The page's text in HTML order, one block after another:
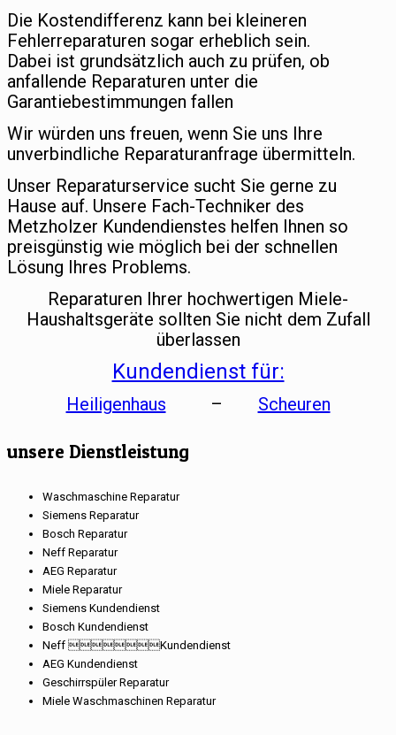
Die Kostendifferenz kann bei kleineren
Fehlerreparaturen sogar erheblich sein.
Dabei ist grundsätzlich auch zu prüfen, ob
anfallende Reparaturen unter die
Garantiebestimmungen fallen
Wir würden uns freuen, wenn Sie uns Ihre
unverbindliche Reparaturanfrage übermitteln.
Unser Reparaturservice sucht Sie gerne zu
Hause auf. Unsere Fach-Techniker des
Metzholzer Kundendienstes helfen Ihnen so
preisgünstig wie möglich bei der schnellen
Lösung Ihres Problems.
Reparaturen Ihrer hochwertigen Miele-
Haushaltsgeräte sollten Sie nicht dem Zufall
überlassen
Kundendienst für:
Heiligenhaus – Scheuren
unsere Dienstleistung
Waschmaschine Reparatur
Siemens Reparatur
Bosch Reparatur
Neff Reparatur
AEG Reparatur
Miele Reparatur
Siemens Kundendienst
Bosch Kundendienst
Neff Kundendienst
AEG Kundendienst
Geschirrspüler Reparatur
Miele Waschmaschinen Reparatur